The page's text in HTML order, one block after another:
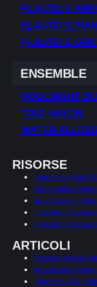
FLAUTO E
FLAUTO E
FLAUTO E
ENSEMBLE
SOULSIGHT
TRIO HAYDN
WATER
RISORSE
Intervista video
Sito poetico
App Google –
Il respiro che
Il respiro che
ARTICOLI
Festival poesia
Arabeschi e
Intervista PAV